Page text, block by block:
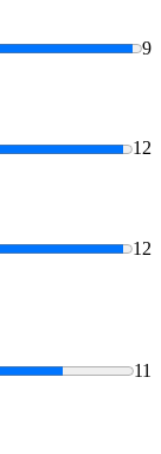
9
12
12
11